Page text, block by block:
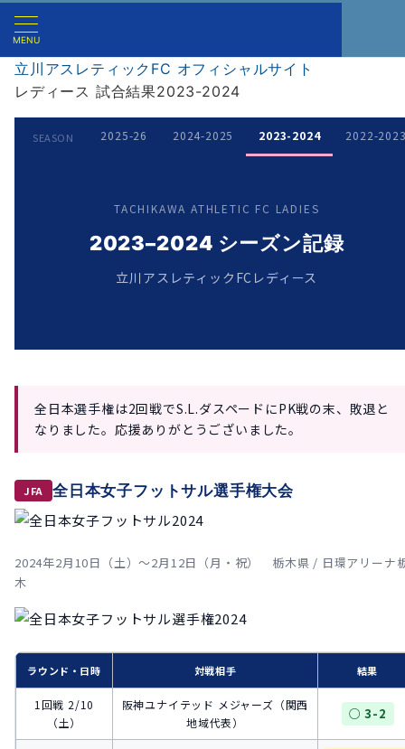
MENU
立川アスレティックFC オフィシャルサイト
レディース 試合結果2023-2024
SEASON 2025-26 2024-2025 2023-2024 2022-
TACHIKAWA ATHLETIC FC LADIES
2023–2024 シーズン記録
立川アスレティックFCレディース
全日本選手権は2回戦でS.L.ダスペードにPK戦の末、敗退と
なりました。応援ありがとうございました。
JFA 全日本女子フットサル選手権大会
2024年2月10日（土）〜2月12日（月・祝） 栃木県 / 日環アリーナ
木
ラウンド・日時 対戦相手 結果
1回戦 2/10
（土）
阪神ユナイテッド メジャーズ（関西
地域代表）
○ 3-2